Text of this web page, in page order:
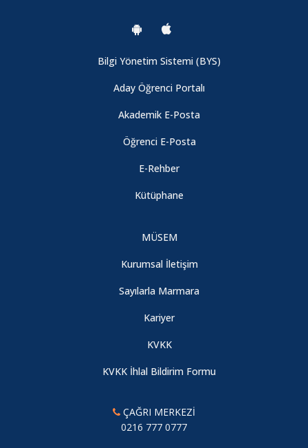
Bilgi Yönetim Sistemi (BYS)
Aday Öğrenci Portalı
Akademik E-Posta
Öğrenci E-Posta
E-Rehber
Kütüphane
MÜSEM
Kurumsal İletişim
Sayılarla Marmara
Kariyer
KVKK
KVKK İhlal Bildirim Formu
ÇAĞRI MERKEZİ
0216 777 0777